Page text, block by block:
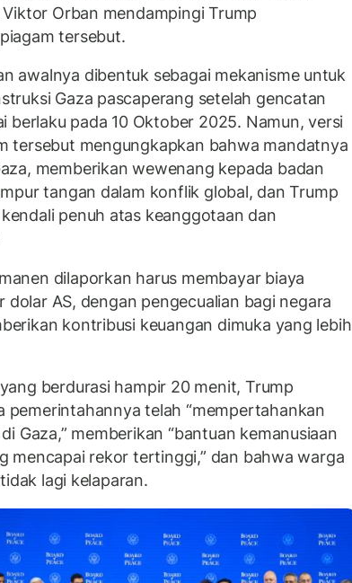
Orban mendampingi Trump
tersebut.
awalnya dibentuk sebagai mekanisme untuk
Gaza pascaperang setelah gencatan
berlaku pada 10 Oktober 2025. Namun, versi
tersebut mengungkapkan bahwa mandatnya
memberikan wewenang kepada badan
tangan dalam konflik global, dan Trump
penuh atas keanggotaan dan
dilaporkan harus membayar biaya
dolar AS, dengan pengecualian bagi negara
kontribusi keuangan dimuka yang lebih
berdurasi hampir 20 menit, Trump
pemerintahannya telah “mempertahankan
Gaza,” memberikan “bantuan kemanusiaan
mencapai rekor tertinggi,” dan bahwa warga
lagi kelaparan.